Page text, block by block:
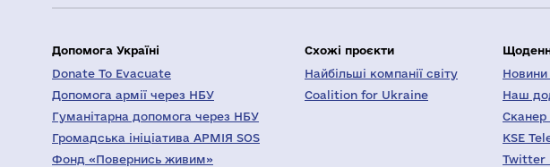
Допомога Україні
Donate To Evacuate
Допомога армії через НБУ
Гуманітарна допомога через НБУ
Громадська ініціатива АРМІЯ SOS
Фонд «Повернись живим»
Схожі проєкти
Найбільші компанії світу
Coalition for Ukraine
Новини
Наш
Сканер
KSE
Twitter